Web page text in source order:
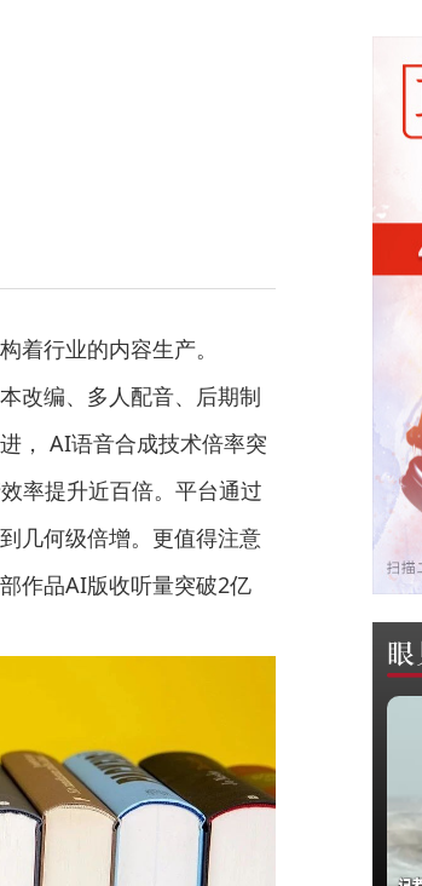
行业的内容生产。
改编、多人配音、后期制
， AI语音合成技术倍率突
率提升近百倍。平台通过
几何级倍增。更值得注意
作品AI版收听量突破2亿